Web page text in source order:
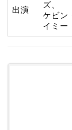
出演
ズ、
ケビン
イミー